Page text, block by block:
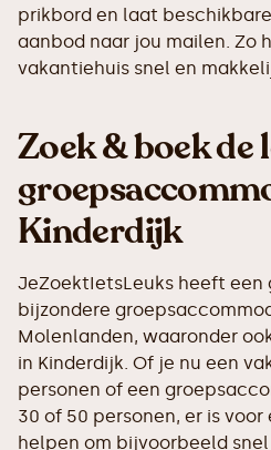
prikbord en laat
aanbod naar jou mailen. Zo
vakantiehuis snel en
Zoek & boek de
Kinderdijk
JeZoektIetsLeuks heeft een
bijzondere
Molenlanden, waaronder
in Kinderdijk. Of je nu een
personen of een
30 of 50 personen, er is voor
helpen om bijvoorbeeld snel